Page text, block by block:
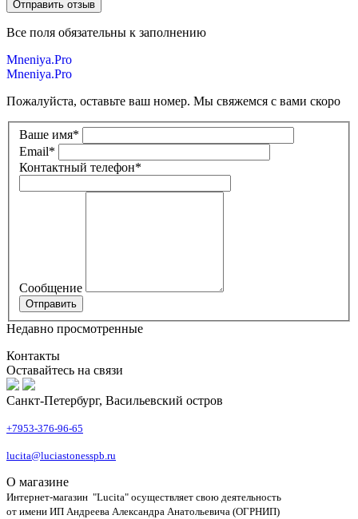
Все поля обязательны к заполнению
Mneniya.Pro
Mneniya.Pro
Пожалуйста, оставьте ваш номер. Мы свяжемся с вами скоро
Ваше имя*
Email*
Контактный телефон*
Сообщение
Недавно просмотренные
Контакты
Оставайтесь на связи
Санкт-Петербург, Васильевский остров
+7953-376-96-65
lucita@luciastonesspb.ru
О магазине
Интернет-магазин "Lucita" осуществляет свою деятельность
от имени ИП Андреева Александра Анатольевича (ОГРНИП)